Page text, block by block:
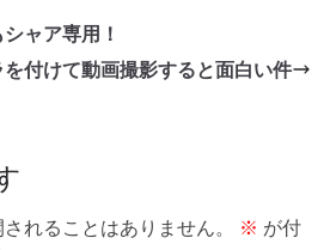
et
ャア専用！
を付けて動画撮影すると面白い件
れることはありません。 ※ が付